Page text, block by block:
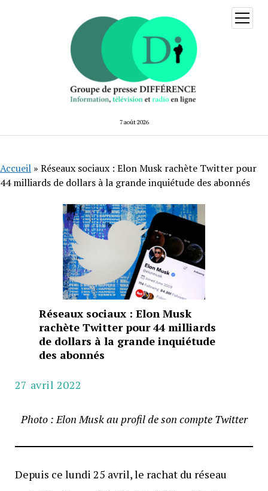
7 août 2026
ouvrir
menu
Accueil » Réseaux sociaux : Elon Musk rachète Twitter pour
44 milliards de dollars à la grande inquiétude des abonnés
Réseaux sociaux : Elon Musk
rachète Twitter pour 44 milliards
de dollars à la grande inquiétude
des abonnés
27 avril 2022
Photo : Elon Musk au profil de son compte Twitter
Depuis ce lundi 25 avril, le rachat du réseau